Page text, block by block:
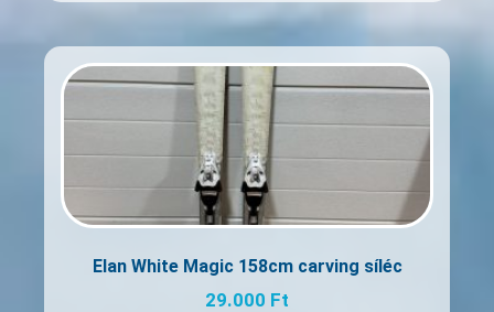
Elan White Magic 158cm carving síléc
29.000 Ft